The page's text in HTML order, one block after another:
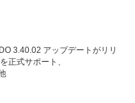
3.40.02 アップデートがリリ
正式サポート、